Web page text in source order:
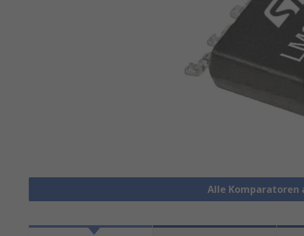
Alle Komparatoren